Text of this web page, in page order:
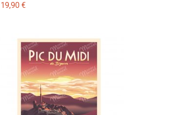
19,90 €